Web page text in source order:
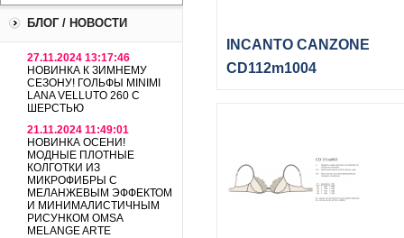
БЛОГ / НОВОСТИ
27.11.2024 13:17:46
НОВИНКА К ЗИМНЕМУ
СЕЗОНУ! ГОЛЬФЫ MINIMI
LANA VELLUTO 260 С
ШЕРСТЬЮ
21.11.2024 11:49:01
НОВИНКА ОСЕНИ!
МОДНЫЕ ПЛОТНЫЕ
КОЛГОТКИ ИЗ
МИКРОФИБРЫ С
МЕЛАНЖЕВЫМ ЭФФЕКТОМ
И МИНИМАЛИСТИЧНЫМ
РИСУНКОМ OMSA
MELANGE ARTE
INCANTO CANZONE
CD112m1004